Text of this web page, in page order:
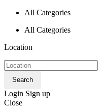
All Categories
All Categories
Location
Search
Login Sign up
Close